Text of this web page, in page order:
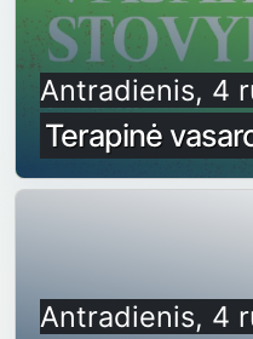
Antradienis, 4
Terapinė
Antradienis, 4